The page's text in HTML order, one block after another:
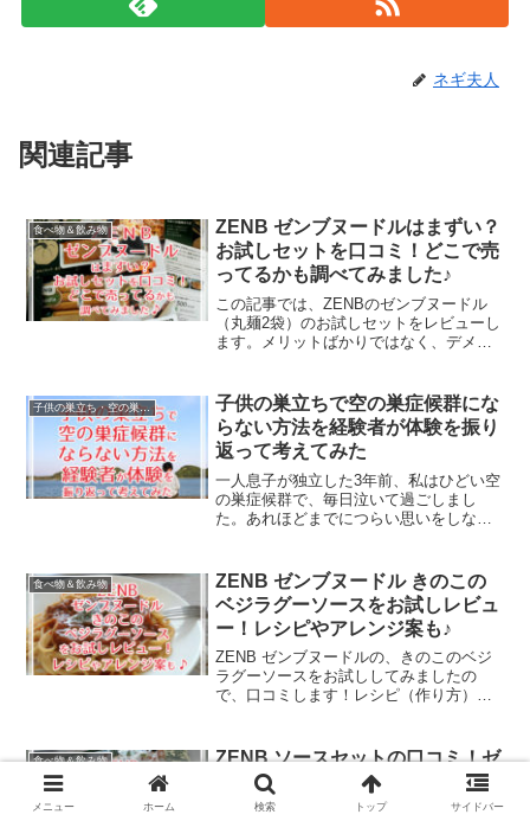
ネギ夫人
関連記事
食べ物＆飲み物
ZENB ゼンブヌードルはまずい？
お試しセットを口コミ！どこで売
ってるかも調べてみました♪
この記事では、ZENBのゼンブヌードル
（丸麺2袋）のお試しセットをレビューし
ます。メリットばかりではなく、デメリ
なども調べましたので、ご参考になれば
幸いです。
子供の巣立ち・空の巣症候群
子供の巣立ちで空の巣症候群にな
らない方法を経験者が体験を振り
返って考えてみた
一人息子が独立した3年前、私はひどい空
の巣症候群で、毎日泣いて過ごしまし
た。あれほどまでにつらい思いをしない
で寂しい思いをしないためにできること
をまとめてみました。どうぞ、ご覧くだ
さい。
食べ物＆飲み物
ZENB ゼンブヌードル きのこの
ベジラグーソースをお試しレビュ
ー！レシピやアレンジ案も♪
ZENB ゼンブヌードルの、きのこのベジ
ラグーソースをお試ししてみましたの
で、口コミします！レシピ（作り方）や
食べ物＆飲み物
ZENB ソースセットの口コミ！ゼ
ンブヌードルを安く買う方法や送
料無料クーポンも紹介します。
メニュー ホーム 検索 トップ サイドバー